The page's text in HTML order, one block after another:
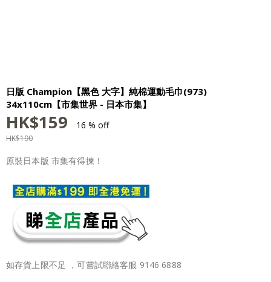
日版 Champion【黑色 大字】純棉運動毛巾(973)
34x110cm【市集世界 - 日本市集】
HK$159 16 % off
HK$190
原裝日本版 市集有得揀！
如存貨上限不足 ，可嘗試聯絡客服 9146 6888